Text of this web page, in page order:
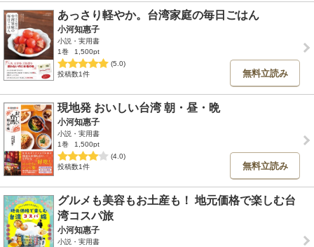
あっさり軽やか。台湾家庭の毎日ごはん
小河知惠子
小説・実用書
1巻
1,500pt
(5.0)
投稿数1件
無料立読み
現地発 おいしい台湾 朝・昼・晩
小河知惠子
小説・実用書
1巻
1,500pt
(4.0)
投稿数1件
無料立読み
グルメも美容もお土産も！ 地元価格で楽しむ台
湾コスパ旅
小河知惠子
小説・実用書